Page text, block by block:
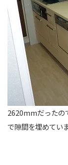
2620mmだったの
で隙間を埋めていま